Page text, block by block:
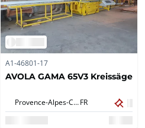
A1-46801-17
AVOLA GAMA 65V3 Kreissäge
Provence-Alpes-Côte d'Azur,FR